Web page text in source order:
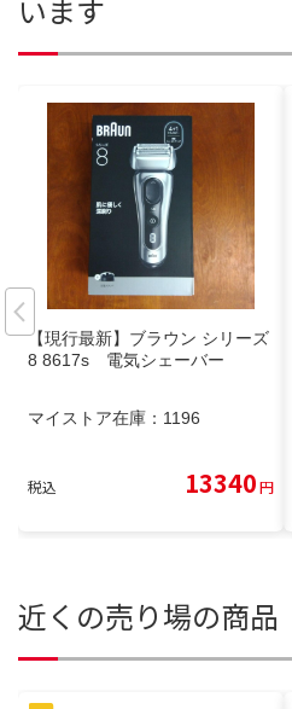
います
【現行最新】ブラウン シリーズ
8 8617s 電気シェーバー
マイストア在庫： 1196
税込 13340円
近くの売り場の商品